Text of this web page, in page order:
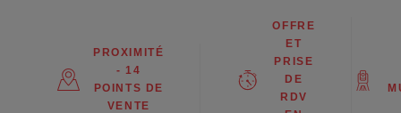
PROXIMITÉ
- 14
POINTS DE
VENTE
OFFRE
ET
PRISE
DE
RDV